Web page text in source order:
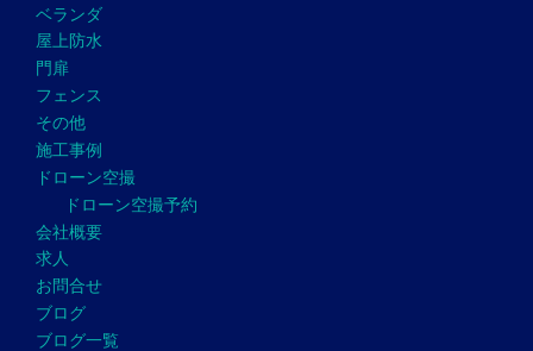
ベランダ
屋上防水
門扉
フェンス
その他
施工事例
ドローン空撮
ドローン空撮予約
会社概要
求人
お問合せ
ブログ
ブログ一覧